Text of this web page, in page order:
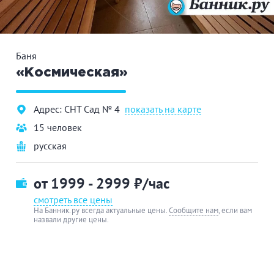
Баня
«Космическая»
Адрес: СНТ Сад № 4 показать на карте
15 человек
русская
от 1999 - 2999 ₽/час
смотреть все цены
На Банник.ру всегда актуальные цены.Сообщите нам, если вам
назвали другие цены.